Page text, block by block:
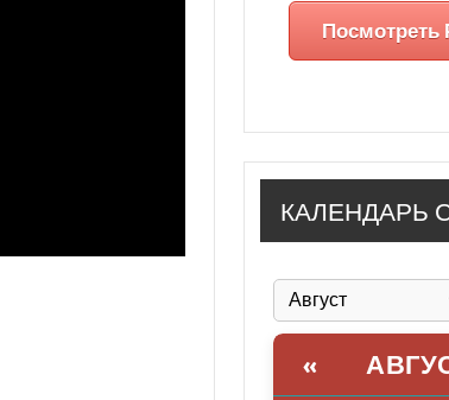
Посмотреть
КАЛЕНДАРЬ
«